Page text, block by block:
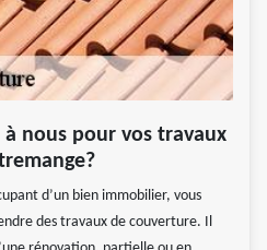
nous pour vos travaux
d’un bien immobilier, vous
des travaux de couverture. Il